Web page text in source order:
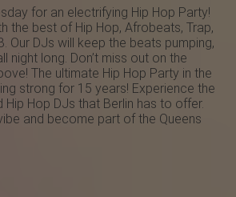
for an electrifying Hip Hop Party!
the best of Hip Hop, Afrobeats, Trap,
Our DJs will keep the beats pumping,
night long. Don’t miss out on the
The ultimate Hip Hop Party in the
strong for 15 years! Experience the
Hip Hop DJs that Berlin has to offer.
and become part of the Queens